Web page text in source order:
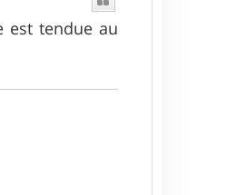
est tendue au